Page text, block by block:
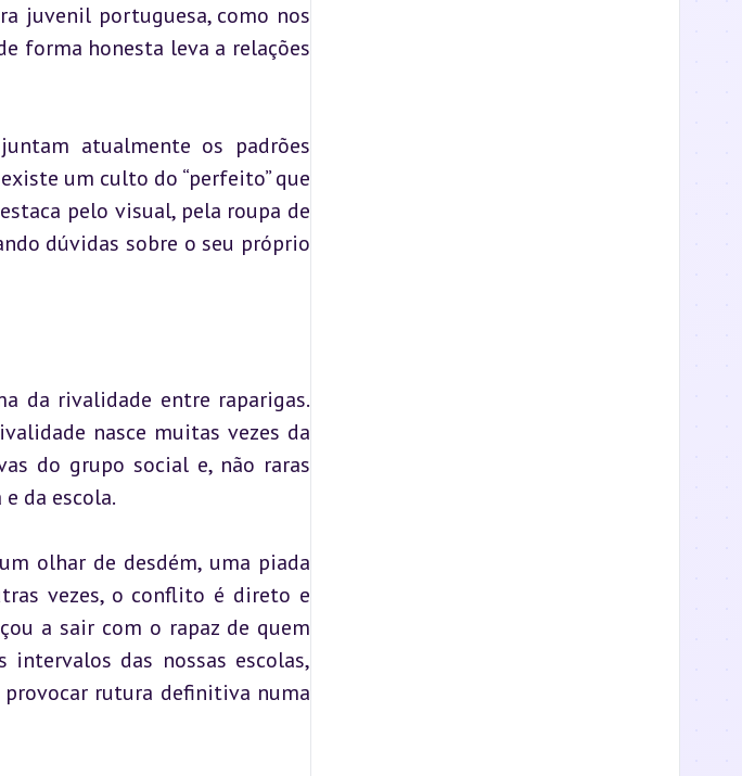
juvenil portuguesa, como nos
forma honesta leva a relações
atualmente os padrões
um culto do “perfeito” que
pelo visual, pela roupa de
dúvidas sobre o seu próprio
da rivalidade entre raparigas.
nasce muitas vezes da
do grupo social e, não raras
da escola.
olhar de desdém, uma piada
vezes, o conflito é direto e
a sair com o rapaz de quem
intervalos das nossas escolas,
provocar rutura definitiva numa